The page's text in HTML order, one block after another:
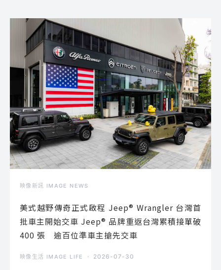
映像新訊 IMAGE NEWS
美式越野傳奇正式啟程 Jeep® Wrangler 台灣首
批車主開始交車 Jeep® 品牌重返台灣累積接單破
400 張 逾百位準車主搶先交車
映像生活 IMAGE LIFE 2026-07-30